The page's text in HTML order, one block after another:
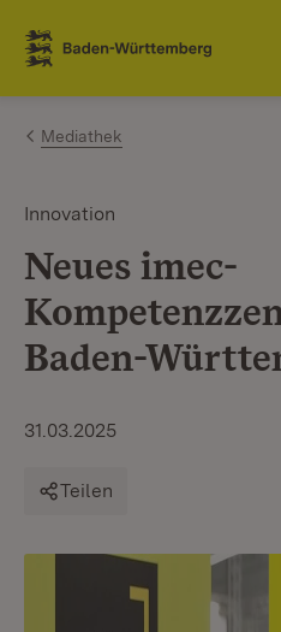
Zum Inhalt springen
Link zur Startseite
Mediathek
Innovation
Neues imec-
Baden-
31.03.2025
Teilen